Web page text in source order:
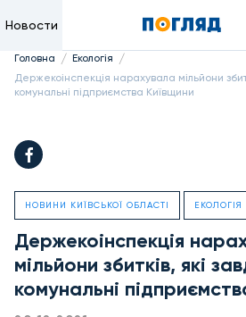
Новости
Головна / Екологія /
Держекоінспекція нарахувала мільйони
комунальні підприємства Київщини
НОВИНИ КИЇВСЬКОЇ ОБЛАСТІ ЕКОЛОГІЯ
Держекоінспекція
мільйони збитків, які
комунальні